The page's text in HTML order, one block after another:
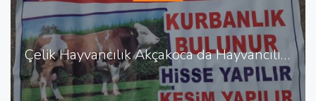
Çelik Hayvancılık Akçakoca da Hayvancılık Besicilik